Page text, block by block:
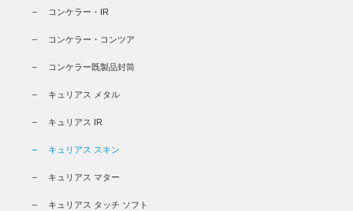
コンケラー・IR
コンケラー・コンツア
コンケラー既製品封筒
キュリアス メタル
キュリアス IR
キュリアス スキン
キュリアス マター
キュリアス タッチ ソフト